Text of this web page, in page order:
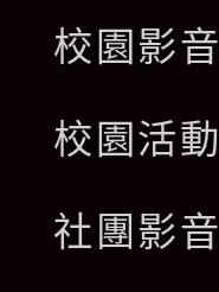
校園影音
校園活動
社團影音